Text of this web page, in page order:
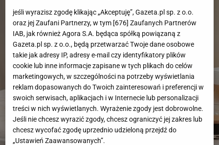
jeśli wyrazisz zgodę klikając „Akceptuję”, Gazeta.pl sp. z o.o.
oraz jej Zaufani Partnerzy, w tym [676] Zaufanych Partnerów
IAB, jak również Agora S.A. będąca spółką powiązaną z
Gazeta.pl sp. z o.o., będą przetwarzać Twoje dane osobowe
takie jak adresy IP, adresy e-mail czy identyfikatory plików
cookie lub inne informacje zapisane w tych plikach do celów
marketingowych, w szczególności na potrzeby wyświetlania
reklam dopasowanych do Twoich zainteresowań i preferencji w
swoich serwisach, aplikacjach i w Internecie lub personalizacji
treści w nich wyświetlanych. Wyrażenie zgody jest dobrowolne.
Jeśli nie chcesz wyrazić zgody, chcesz ograniczyć jej zakres lub
chcesz wycofać zgodę uprzednio udzieloną przejdź do
„Ustawień Zaawansowanych”.